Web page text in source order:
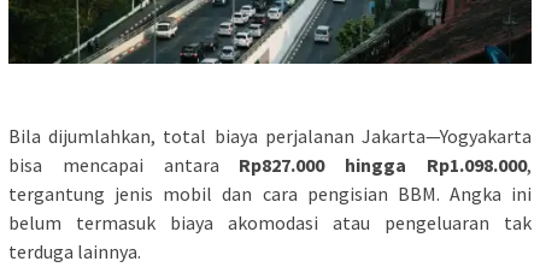
Bila dijumlahkan, total biaya perjalanan Jakarta—Yogyakarta
bisa mencapai antara Rp827.000 hingga Rp1.098.000,
tergantung jenis mobil dan cara pengisian BBM. Angka ini
belum termasuk biaya akomodasi atau pengeluaran tak
terduga lainnya.